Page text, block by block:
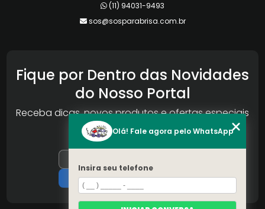
(11) 94031-9493
sos@sosparabrisa.com.br
Fique por Dentro das Novidades
do Nosso Portal
Receba dicas, novos produtos e ofertas especiais
da Reconlog
Olá! Fale agora pelo WhatsApp
Insira seu telefone